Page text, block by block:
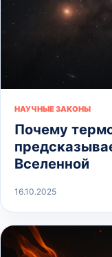
НАУЧНЫЕ ЗАКОНЫ
Почему
Вселенной
16.10.2025